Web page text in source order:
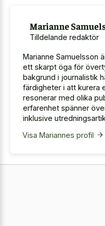
Marianne
Tilldelande redaktör
Marianne Samuelsson
ett skarpt öga för
bakgrund i journalistik
färdigheter i att kurera
resonerar med olika
erfarenhet spänner
inklusive
Visa Mariannes profil